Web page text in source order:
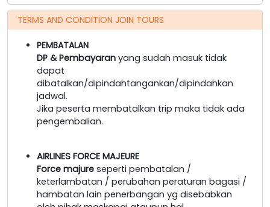
TERMS AND CONDITION JOIN TOURS
PEMBATALAN
DP & Pembayaran yang sudah masuk tidak
dapat
dibatalkan/dipindahtangankan/dipindahkan
jadwal.
Jika peserta membatalkan trip maka tidak ada
pengembalian.
AIRLINES FORCE MAJEURE
Force majure seperti pembatalan /
keterlambatan / perubahan peraturan bagasi /
hambatan lain penerbangan yg disebabkan